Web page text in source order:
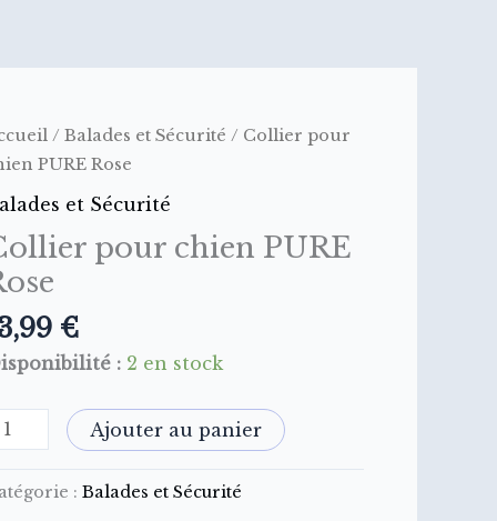
/ Balades et Sécurité / Collier pour
PURE Rose
et Sécurité
pour chien PURE
€
: 2 en stock
Ajouter au panier
: Balades et Sécurité